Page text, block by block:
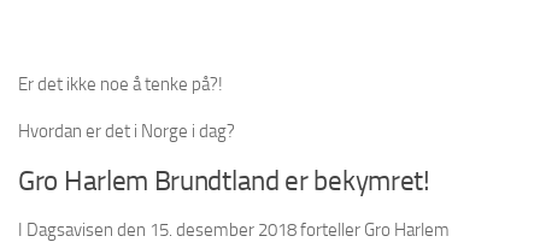
Er det ikke noe å tenke på?!
Hvordan er det i Norge i dag?
Gro Harlem Brundtland er bekymret!
I Dagsavisen den 15. desember 2018 forteller Gro Harlem